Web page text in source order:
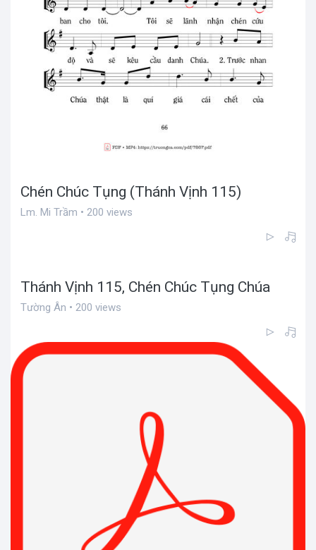
Chén Chúc Tụng (Thánh Vịnh 115)
Lm. Mi Trầm • 200 views
Thánh Vịnh 115, Chén Chúc Tụng Chúa
Tường Ân • 200 views